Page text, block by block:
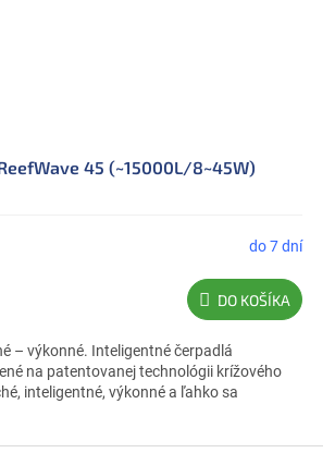
45 (~15000L/8~45W)
do 7 dní
DO KOŠÍKA
– výkonné. Inteligentné čerpadlá
na patentovanej technológii krížového
inteligentné, výkonné a ľahko sa